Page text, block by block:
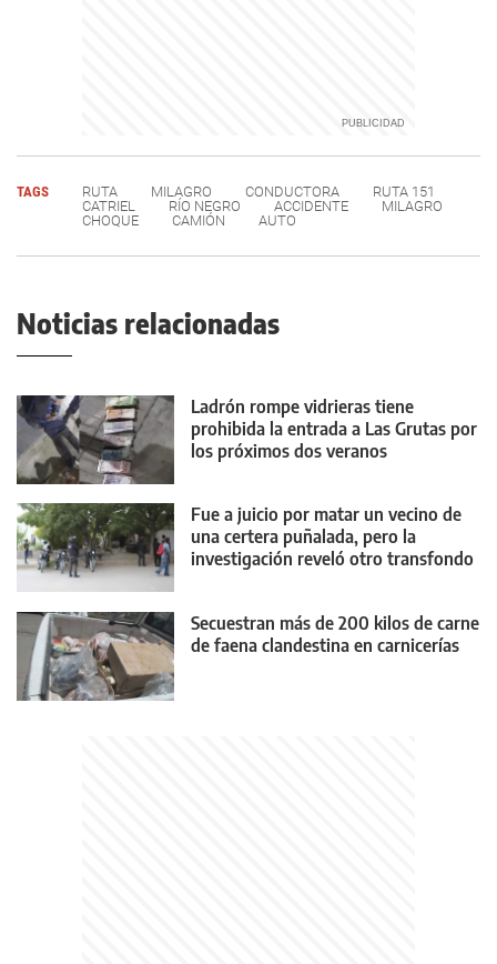
TAGS RUTA MILAGRO CONDUCTORA
RUTA 151
CATRIEL
RÍO NEGRO ACCIDENTE
MILAGRO
CHOQUE
CAMIÓN AUTO
Noticias relacionadas
Ladrón rompe vidrieras tiene
prohibida la entrada a Las Grutas por
los próximos dos veranos
Fue a juicio por matar un vecino de
una certera puñalada, pero la
investigación reveló otro transfondo
Secuestran más de 200 kilos de carne
de faena clandestina en carnicerías